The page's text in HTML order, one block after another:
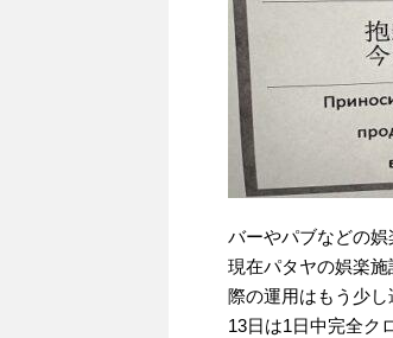
バーやパブなどの娯
現在パタヤの娯楽
際の運用はもう少し
13日は1日中完全ク